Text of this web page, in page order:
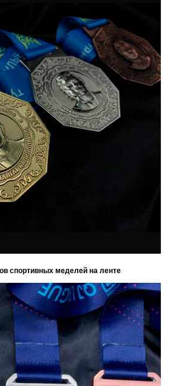
спортивных меделей на ленте